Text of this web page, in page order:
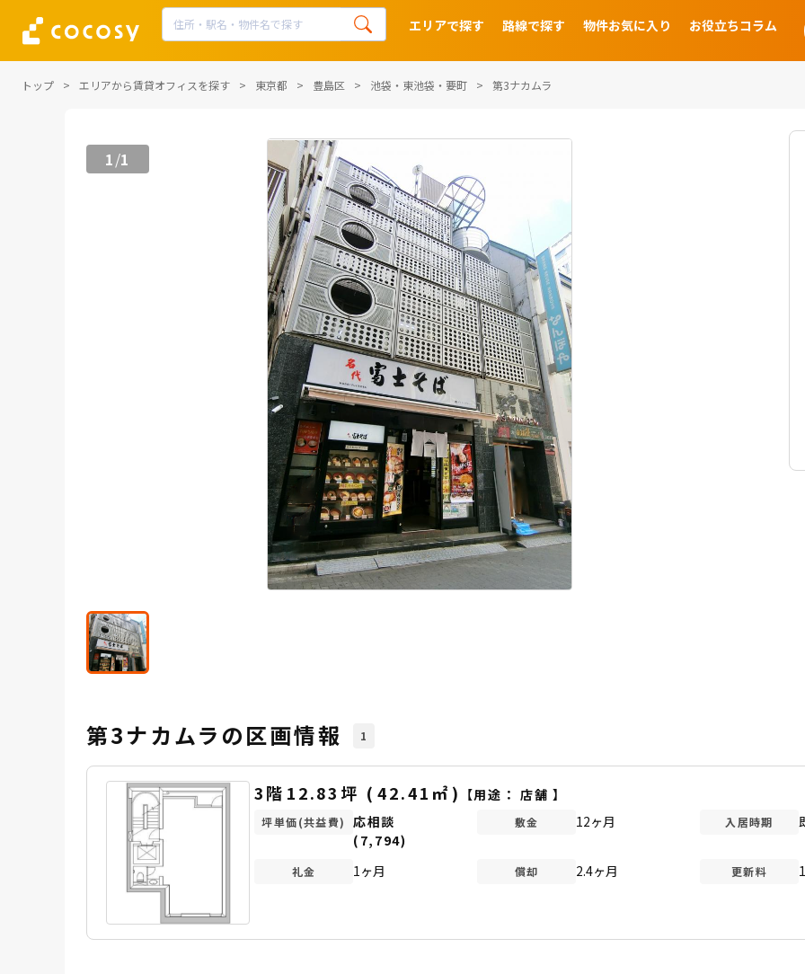
エリアで探す 路線で探す 物件お気に入り お役立ちコラム
トップ エリアから賃貸オフィスを探す 東京都 豊島区 池袋・東池袋・要町 第3ナカムラ
1/1
第3ナカムラの区画情報 1
3階 12.83坪 ( 42.41 ㎡ ) 【用途：店舗 】
坪単価(共益費)
応相談
(7,794)
敷金 12ヶ月 入居時期
礼金 1ヶ月 償却 2.4ヶ月 更新料